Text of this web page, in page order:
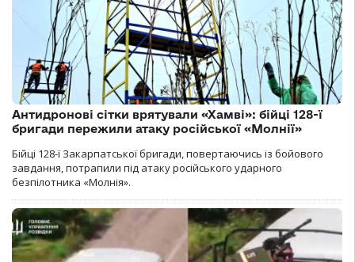
Антидронові сітки врятували «Хамві»: бійці 128-ї
бригади пережили атаку російської «Молнії»
Бійці 128-ї Закарпатської бригади, повертаючись із бойового
завдання, потрапили під атаку російського ударного
безпілотника «Молнія».